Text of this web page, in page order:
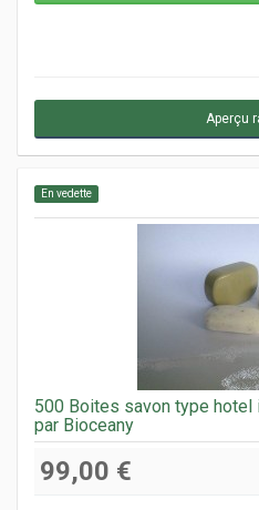
Aperçu
En vedette
500 Boites savon type hotel
par Bioceany
99,00 €